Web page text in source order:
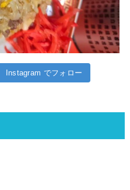
Instagram でフォロー